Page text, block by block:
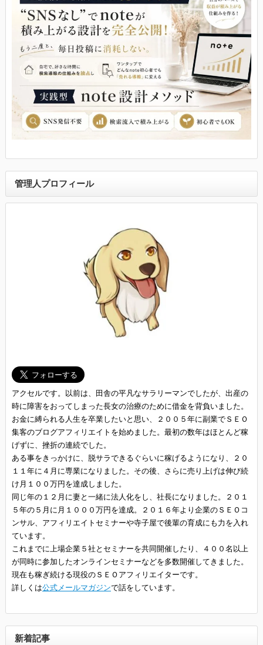
管理人プロフィール
アクセルです。以前は、田舎の平凡なサラリーマンでしたが、出産の
時に障害をおってしまった長女の治療のために借金を背負いました。
お金に縛られる人生を卒業したいと思い、２００５年に副業でＳＥＯ
集客のブログアフィリエイトを始めました。最初の数年はほとんど稼
げずに、挫折の連続でした。
ある事をきっかけに、脱サラできるぐらいに稼げるようになり、２０
１１年に４月に専業になりました。その後、さらに売り上げは伸び続
け月１００万円を達成しました。
同じ年の１２月に妻と一緒に法人化をし、社長になりました。２０１
５年の５月に月１０００万円を達成。２０１６年より企業のＳＥＯコ
ンサル、アフィリエイトセミナーや寺子屋で後輩の育成にも力を入れ
ています。
これまでに上場企業５社とセミナーを共同開催したり、４００名以上
が同時に参加したオンラインセミナーなどを多数開催してきました。
現在も稼ぎ続ける現役のＳＥＯアフィリエイターです。
詳しくは公式メールマガジンで話をしています。
新着記事